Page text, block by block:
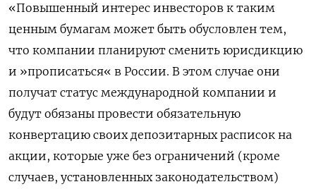
«Повышенный интерес инвесторов к таким
ценным бумагам может быть обусловлен тем,
что компании планируют сменить юрисдикцию
и »прописаться« в России. В этом случае они
получат статус международной компании и
будут обязаны провести обязательную
конвертацию своих депозитарных расписок на
акции, которые уже без ограничений (кроме
случаев, установленных законодательством)